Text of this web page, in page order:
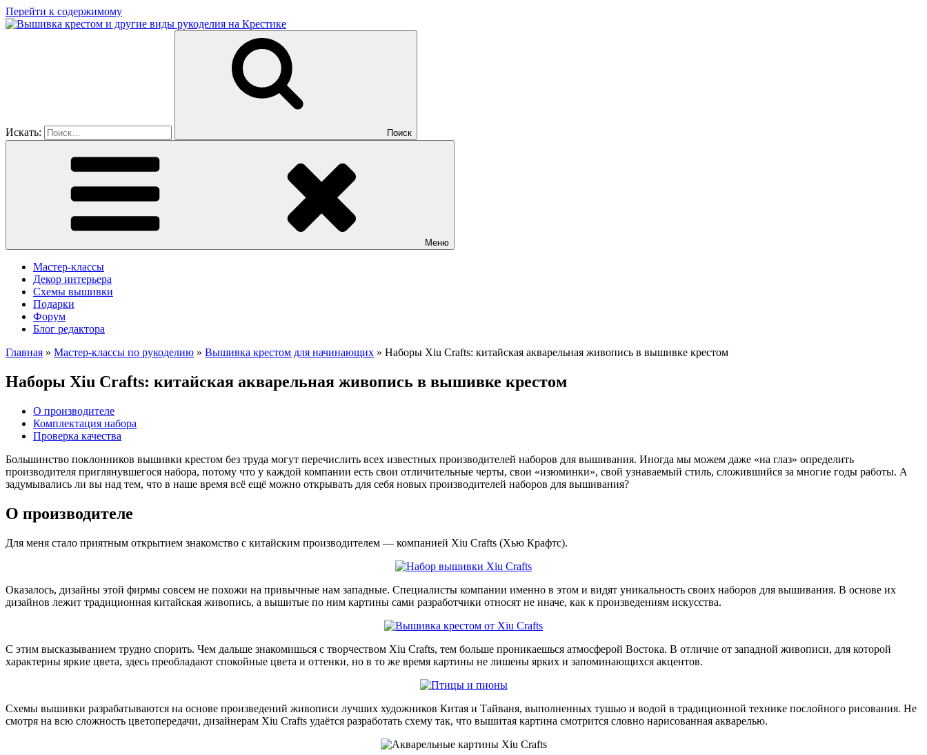
Перейти к содержимому
Искать: Поиск
Меню
Мастер-классы
Декор интерьера
Схемы вышивки
Подарки
Форум
Блог редактора
Главная » Мастер-классы по рукоделию » Вышивка крестом для начинающих » Наборы Xiu Crafts: китайская акварельная живопись в вышивке крестом
Наборы Xiu Crafts: китайская акварельная живопись в вышивке крестом
О производителе
Комплектация набора
Проверка качества
Большинство поклонников вышивки крестом без труда могут перечислить всех известных производителей наборов для вышивания. Иногда мы можем даже «на глаз» определить
производителя приглянувшегося набора, потому что у каждой компании есть свои отличительные черты, свои «изюминки», свой узнаваемый стиль, сложившийся за многие годы работы. А
задумывались ли вы над тем, что в наше время всё ещё можно открывать для себя новых производителей наборов для вышивания?
О производителе
Для меня стало приятным открытием знакомство с китайским производителем — компанией Xiu Crafts (Хью Крафтc).
Оказалось, дизайны этой фирмы совсем не похожи на привычные нам западные. Специалисты компании именно в этом и видят уникальность своих наборов для вышивания. В основе их
дизайнов лежит традиционная китайская живопись, а вышитые по ним картины сами разработчики относят не иначе, как к произведениям искусства.
С этим высказыванием трудно спорить. Чем дальше знакомишься с творчеством Xiu Crafts, тем больше проникаешься атмосферой Востока. В отличие от западной живописи, для которой
характерны яркие цвета, здесь преобладают спокойные цвета и оттенки, но в то же время картины не лишены ярких и запоминающихся акцентов.
Схемы вышивки разрабатываются на основе произведений живописи лучших художников Китая и Тайваня, выполненных тушью и водой в традиционной технике послойного рисования. Не
смотря на всю сложность цветопередачи, дизайнерам Xiu Crafts удаётся разработать схему так, что вышитая картина смотрится словно нарисованная акварелью.